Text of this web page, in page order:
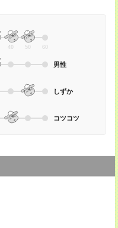
40 50 60
男性
しずか
コツコツ